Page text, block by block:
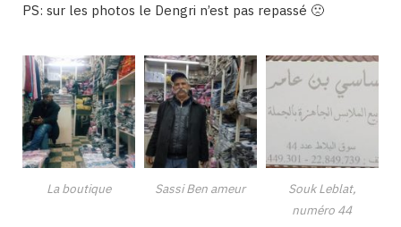
PS: sur les photos le Dengri n’est pas repassé 🙁
La boutique Sassi Ben ameur
Souk Leblat,
numéro 44